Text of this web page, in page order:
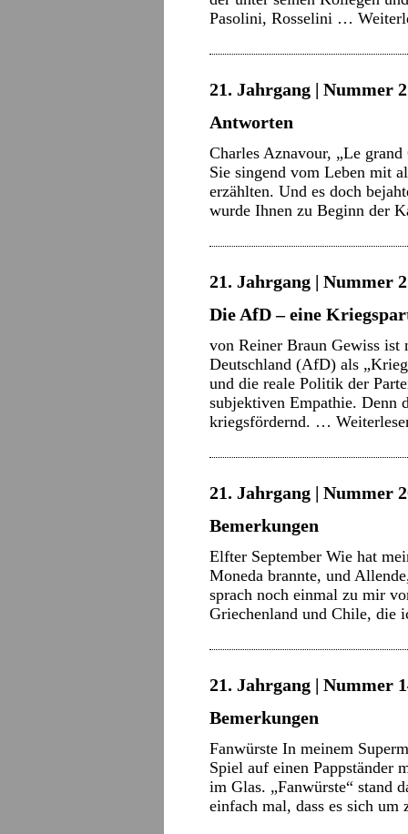
Pasolini, Rosselini …
21. Jahrgang | Nummer
Antworten
Charles Aznavour, „Le
Sie singend vom Leben mit
erzählten. Und es doch
wurde Ihnen zu Beginn der
21. Jahrgang | Nummer
Die AfD – eine
von Reiner Braun Gewiss
Deutschland (AfD) als
und die reale Politik der
subjektiven Empathie. Denn
kriegsfördernd. …
21. Jahrgang | Nummer
Bemerkungen
Elfter September Wie hat
Moneda brannte, und
sprach noch einmal zu mir
Griechenland und Chile,
21. Jahrgang | Nummer
Bemerkungen
Fanwürste In meinem
Spiel auf einen Pappständer
im Glas. „Fanwürste“ stand
einfach mal, dass es sich